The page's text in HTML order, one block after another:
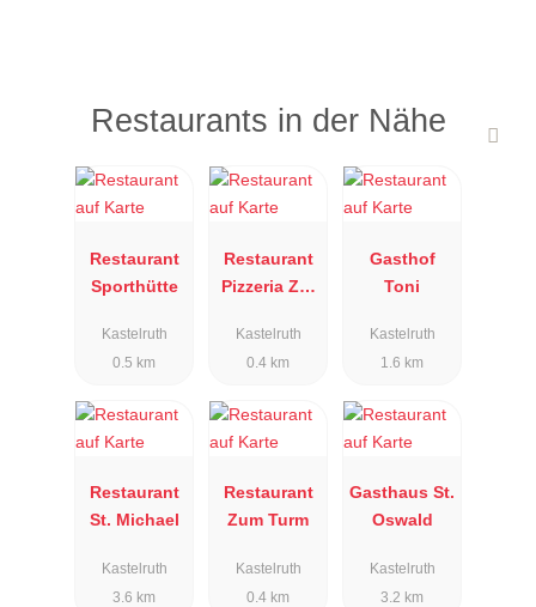
Restaurants in der Nähe
Restaurant
Sporthütte
Kastelruth
0.5 km
Restaurant
Pizzeria Zur
Schmiede
Kastelruth
0.4 km
Gasthof
Toni
Kastelruth
1.6 km
Restaurant
St. Michael
Kastelruth
3.6 km
Restaurant
Zum Turm
Kastelruth
0.4 km
Gasthaus St.
Oswald
Kastelruth
3.2 km